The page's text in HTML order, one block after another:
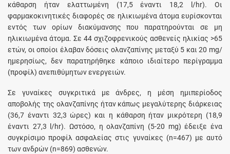
κάθαρση ήταν ελαττωμένη (17,5 έναντι 18,2 l/hr). Οι
φαρμακοκινητικές διαφορές σε ηλικιωμένα άτομα ευρίσκονται
εντός των ορίων διακύμανσης που παρατηρούνται σε μη
ηλικιωμένα άτομα. Σε 44 σχιζοφρενικούς ασθενείς ηλικίας >65
ετών, οι οποίοι έλαβαν δόσεις ολανζαπίνης μεταξύ 5 και 20 mg/
ημερησίως, δεν παρατηρήθηκε κάποιο ιδιαίτερο περίγραμμα
(προφίλ) ανεπιθύμητων ενεργειών.
Σε γυναίκες συγκριτικά με άνδρες, η μέση ημιπερίοδος
αποβολής της ολανζαπίνης ήταν κάπως μεγαλύτερης διάρκειας
(36,7 έναντι 32,3 ώρες) και η κάθαρση ήταν μικρότερη (18,9
έναντι 27,3 l/hr). Ωστόσο, η ολανζαπίνη (5-20 mg) έδειξε ένα
συγκρίσιμο προφίλ ασφαλείας στις γυναίκες (n=467) με αυτό
των ανδρών (n=869) ασθενών.